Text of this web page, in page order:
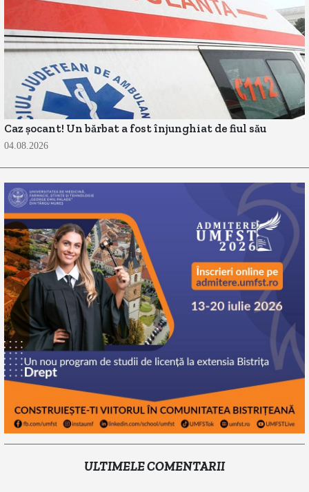
Caz șocant! Un bărbat a fost înjunghiat de fiul său
04.08.2026
ULTIMELE COMENTARII